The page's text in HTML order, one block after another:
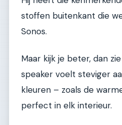
stoffen buitenkant die
Sonos.
Maar kijk je beter, dan
speaker voelt steviger
kleuren – zoals de
perfect in elk interieur.